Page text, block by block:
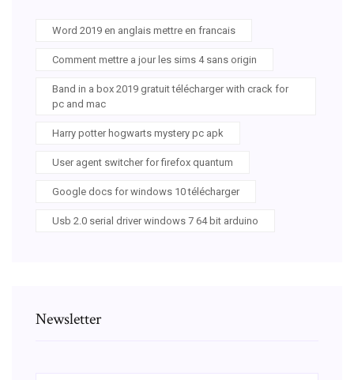
Word 2019 en anglais mettre en francais
Comment mettre a jour les sims 4 sans origin
Band in a box 2019 gratuit télécharger with crack for
pc and mac
Harry potter hogwarts mystery pc apk
User agent switcher for firefox quantum
Google docs for windows 10 télécharger
Usb 2.0 serial driver windows 7 64 bit arduino
Newsletter